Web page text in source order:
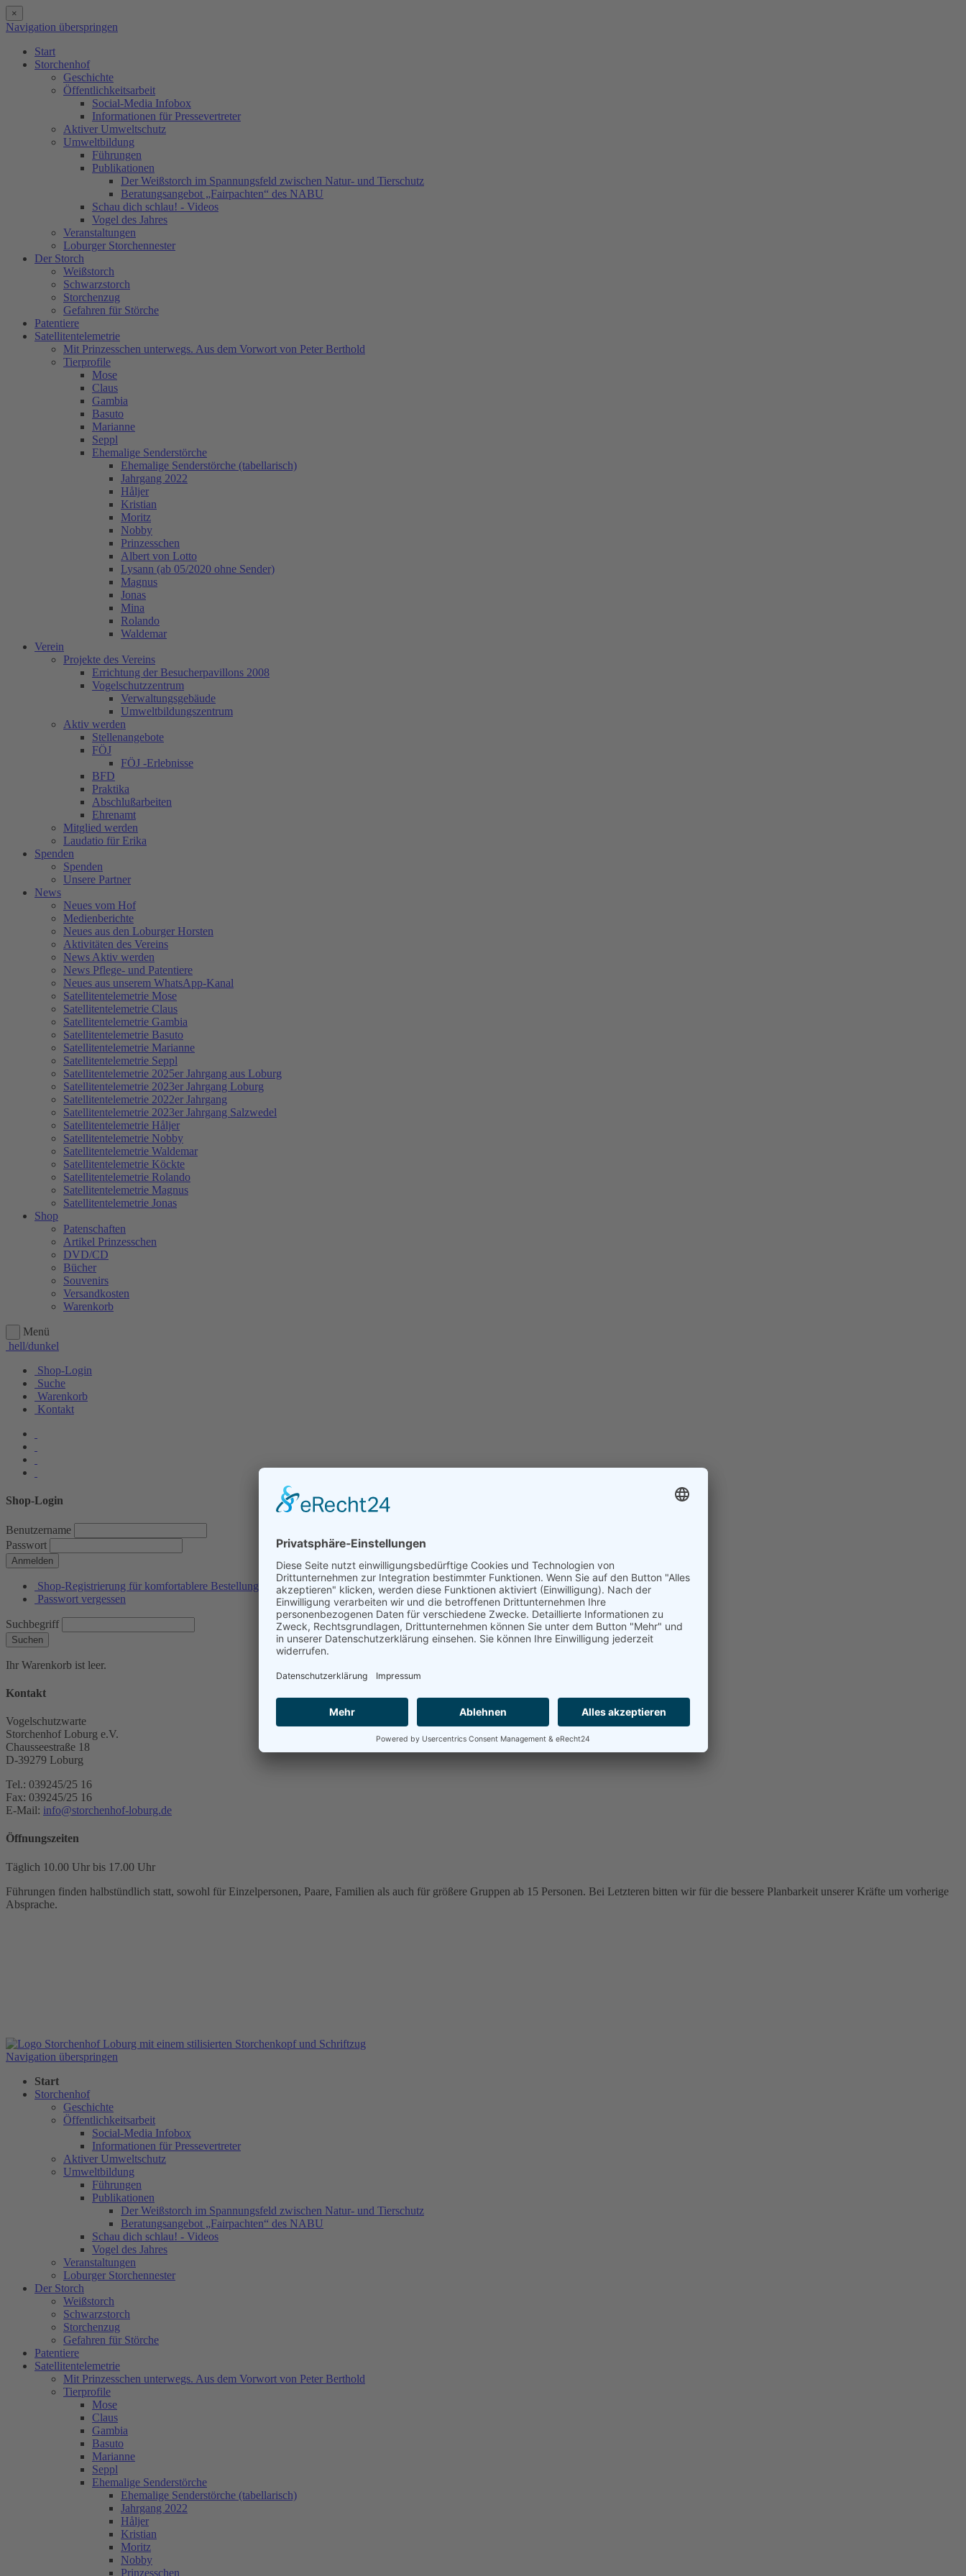
×
Navigation überspringen
Start
Storchenhof
Geschichte
Öffentlichkeitsarbeit
Social-Media Infobox
Informationen für Pressevertreter
Aktiver Umweltschutz
Umweltbildung
Führungen
Publikationen
Der Weißstorch im Spannungsfeld zwischen Natur- und Tierschutz
Beratungsangebot „Fairpachten“ des NABU
Schau dich schlau! - Videos
Vogel des Jahres
Veranstaltungen
Loburger Storchennester
Der Storch
Weißstorch
Schwarzstorch
Storchenzug
Gefahren für Störche
Patentiere
Satellitentelemetrie
Mit Prinzesschen unterwegs. Aus dem Vorwort von Peter Berthold
Tierprofile
Mose
Claus
Gambia
Basuto
Marianne
Seppl
Ehemalige Senderstörche
Ehemalige Senderstörche (tabellarisch)
Jahrgang 2022
Håljer
Kristian
Moritz
Nobby
Prinzesschen
Albert von Lotto
Lysann (ab 05/2020 ohne Sender)
Magnus
Jonas
Mina
Rolando
Waldemar
Verein
Projekte des Vereins
Errichtung der Besucherpavillons 2008
Vogelschutzzentrum
Verwaltungsgebäude
Umweltbildungszentrum
Aktiv werden
Stellenangebote
FÖJ
FÖJ -Erlebnisse
BFD
Praktika
Abschlußarbeiten
Ehrenamt
Mitglied werden
Laudatio für Erika
Spenden
Spenden
Unsere Partner
News
Neues vom Hof
Medienberichte
Neues aus den Loburger Horsten
Aktivitäten des Vereins
News Aktiv werden
News Pflege- und Patentiere
Neues aus unserem WhatsApp-Kanal
Satellitentelemetrie Mose
Satellitentelemetrie Claus
Satellitentelemetrie Gambia
Satellitentelemetrie Basuto
Satellitentelemetrie Marianne
Satellitentelemetrie Seppl
Satellitentelemetrie 2025er Jahrgang aus Loburg
Satellitentelemetrie 2023er Jahrgang Loburg
Satellitentelemetrie 2022er Jahrgang
Satellitentelemetrie 2023er Jahrgang Salzwedel
Satellitentelemetrie Håljer
Satellitentelemetrie Nobby
Satellitentelemetrie Waldemar
Satellitentelemetrie Köckte
Satellitentelemetrie Rolando
Satellitentelemetrie Magnus
Satellitentelemetrie Jonas
Shop
Patenschaften
Artikel Prinzesschen
DVD/CD
Bücher
Souvenirs
Versandkosten
Warenkorb
Menü
hell/dunkel
Shop-Login
Suche
Warenkorb
Kontakt
Shop-Login
Benutzername
Passwort
Anmelden
Shop-Registrierung für komfortablere Bestellungen
Passwort vergessen
Suchbegriff
Suchen
Ihr Warenkorb ist leer.
Kontakt
Vogelschutzwarte
Storchenhof Loburg e.V.
Chausseestraße 18
D-39279 Loburg
Tel.: 039245/25 16
Fax: 039245/25 16
E-Mail: info@storchenhof-loburg.de
Öffnungszeiten
Täglich 10.00 Uhr bis 17.00 Uhr
Führungen finden halbstündlich statt, sowohl für Einzelpersonen, Paare, Familien als auch für größere Gruppen ab 15 Personen. Bei Letzteren bitten wir für die bessere Planbarkeit unserer Kräfte um vorherige
Absprache.
Navigation überspringen
Start
Storchenhof
Geschichte
Öffentlichkeitsarbeit
Social-Media Infobox
Informationen für Pressevertreter
Aktiver Umweltschutz
Umweltbildung
Führungen
Publikationen
Der Weißstorch im Spannungsfeld zwischen Natur- und Tierschutz
Beratungsangebot „Fairpachten“ des NABU
Schau dich schlau! - Videos
Vogel des Jahres
Veranstaltungen
Loburger Storchennester
Der Storch
Weißstorch
Schwarzstorch
Storchenzug
Gefahren für Störche
Patentiere
Satellitentelemetrie
Mit Prinzesschen unterwegs. Aus dem Vorwort von Peter Berthold
Tierprofile
Mose
Claus
Gambia
Basuto
Marianne
Seppl
Ehemalige Senderstörche
Ehemalige Senderstörche (tabellarisch)
Jahrgang 2022
Håljer
Kristian
Moritz
Nobby
Prinzesschen